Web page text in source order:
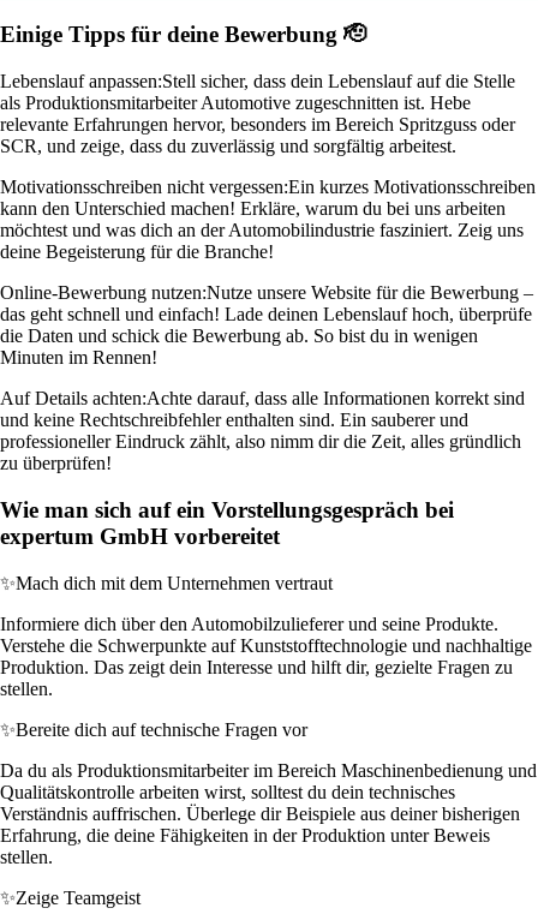
Einige Tipps für deine Bewerbung 🫡
Lebenslauf anpassen:Stell sicher, dass dein Lebenslauf auf die Stelle
als Produktionsmitarbeiter Automotive zugeschnitten ist. Hebe
relevante Erfahrungen hervor, besonders im Bereich Spritzguss oder
SCR, und zeige, dass du zuverlässig und sorgfältig arbeitest.
Motivationsschreiben nicht vergessen:Ein kurzes Motivationsschreiben
kann den Unterschied machen! Erkläre, warum du bei uns arbeiten
möchtest und was dich an der Automobilindustrie fasziniert. Zeig uns
deine Begeisterung für die Branche!
Online-Bewerbung nutzen:Nutze unsere Website für die Bewerbung –
das geht schnell und einfach! Lade deinen Lebenslauf hoch, überprüfe
die Daten und schick die Bewerbung ab. So bist du in wenigen
Minuten im Rennen!
Auf Details achten:Achte darauf, dass alle Informationen korrekt sind
und keine Rechtschreibfehler enthalten sind. Ein sauberer und
professioneller Eindruck zählt, also nimm dir die Zeit, alles gründlich
zu überprüfen!
Wie man sich auf ein Vorstellungsgespräch bei
expertum GmbH vorbereitet
✨Mach dich mit dem Unternehmen vertraut
Informiere dich über den Automobilzulieferer und seine Produkte.
Verstehe die Schwerpunkte auf Kunststofftechnologie und nachhaltige
Produktion. Das zeigt dein Interesse und hilft dir, gezielte Fragen zu
stellen.
✨Bereite dich auf technische Fragen vor
Da du als Produktionsmitarbeiter im Bereich Maschinenbedienung und
Qualitätskontrolle arbeiten wirst, solltest du dein technisches
Verständnis auffrischen. Überlege dir Beispiele aus deiner bisherigen
Erfahrung, die deine Fähigkeiten in der Produktion unter Beweis
stellen.
✨Zeige Teamgeist